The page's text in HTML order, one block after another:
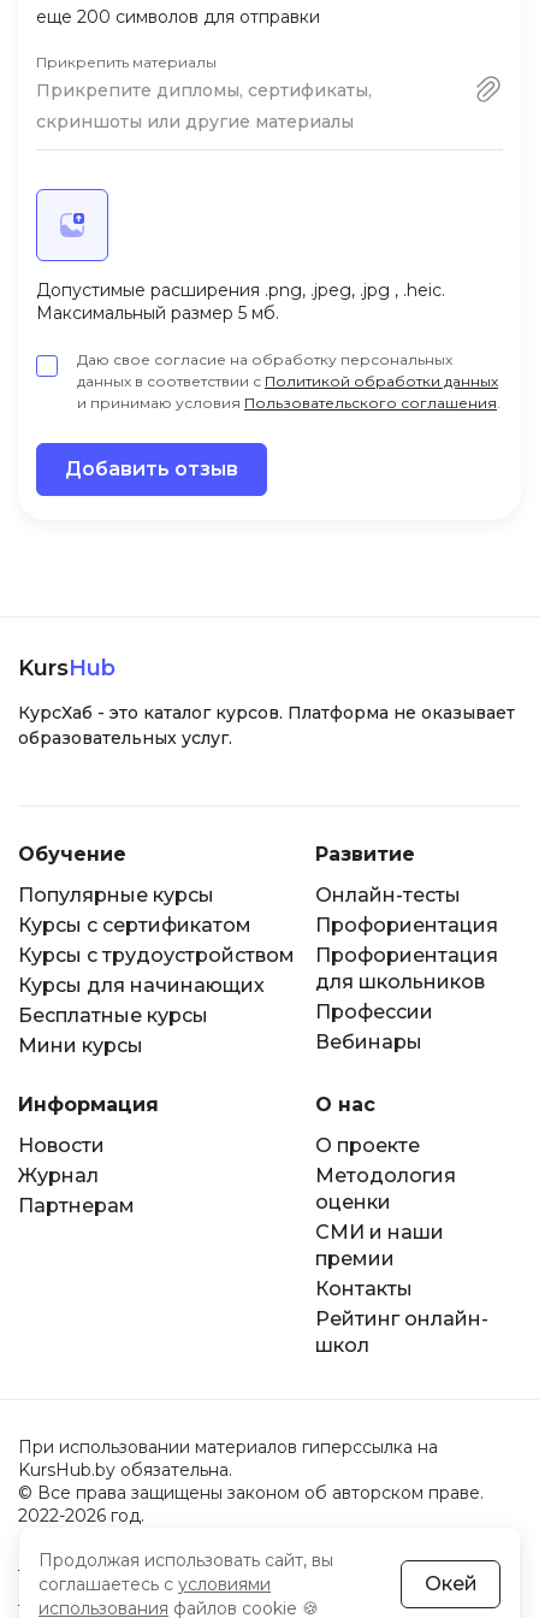
еще 200 символов для отправки
Прикрепить материалы
Прикрепите дипломы, сертификаты,
скриншоты или другие материалы
Допустимые расширения .png, .jpeg, .jpg , .heic.
Максимальный размер 5 мб.
Даю свое согласие на обработку персональных
данных в соответствии с Политикой обработки данных
и принимаю условия Пользовательского соглашения
Добавить отзыв
KursHub
КурсХаб - это каталог курсов. Платформа не оказывает
образовательных услуг.
Обучение
Популярные курсы
Курсы с сертификатом
Курсы с трудоустройством
Курсы для начинающих
Бесплатные курсы
Мини курсы
Развитие
Онлайн-тесты
Профориентация
Профориентация
для школьников
Профессии
Вебинары
Информация
Новости
Журнал
Партнерам
О нас
О проекте
Методология
оценки
СМИ и наши
премии
Контакты
Рейтинг онлайн-
школ
При использовании материалов гиперссылка на
KursHub.by обязательна.
© Все права защищены законом об авторском праве.
2022-2026 год.
Пользовательское соглашение
Политика обработки персональных данных
Продолжая использовать сайт, вы
соглашаетесь с условиями
использования файлов cookie 🍪
Окей